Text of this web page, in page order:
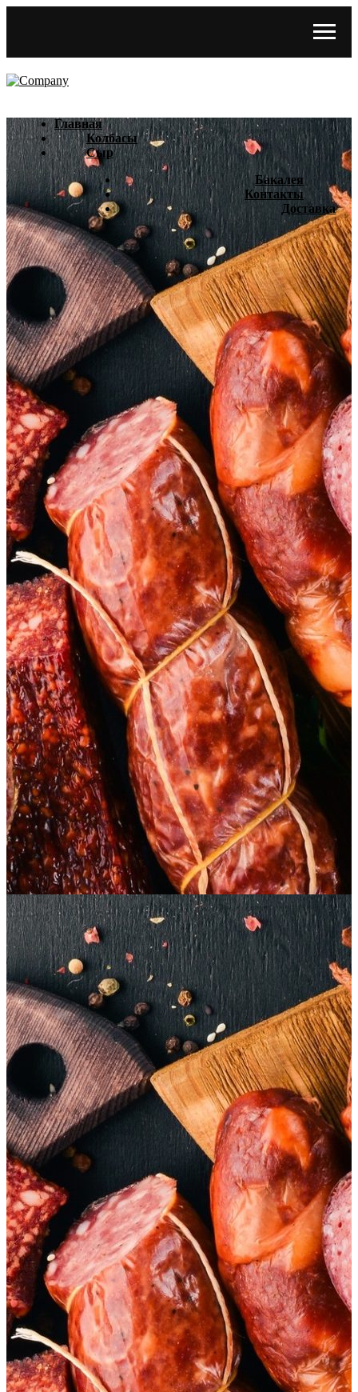
Главная
Колбасы
Сыр
Бакалея
Контакты
Доставка